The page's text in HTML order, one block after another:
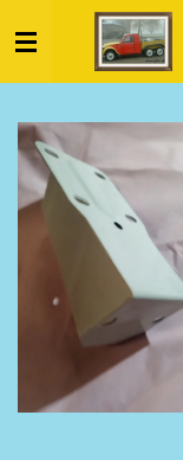
Hauptinhalt
springen